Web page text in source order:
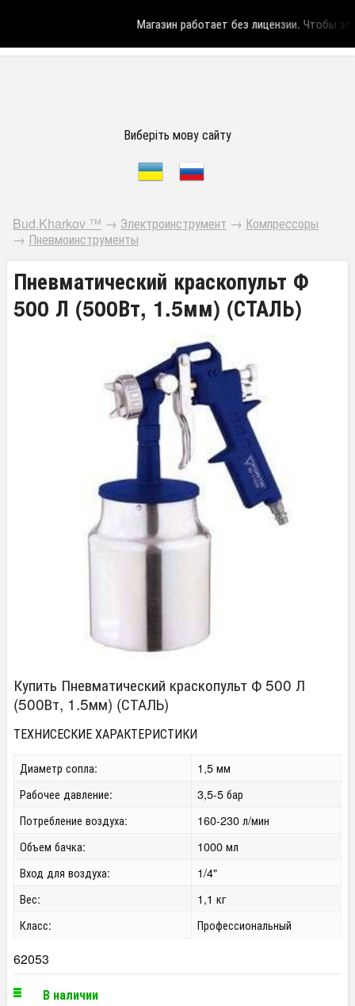
Магазин работает без лицензии.Чтобы эта
Виберіть мову сайту
Bud.Kharkov ™ → Электроинструмент → Компрессоры
→ Пневмоинструменты
Пневматический краскопульт Ф
500 Л (500Вт, 1.5мм) (СТАЛЬ)
Купить Пневматический краскопульт Ф 500 Л
(500Вт, 1.5мм) (СТАЛЬ)
ТЕХНИСЕСКИЕ ХАРАКТЕРИСТИКИ
Диаметр сопла:
1,5 мм
Рабочее давление:
3,5-5 бар
Потребление воздуха:
160-230 л/мин
Объем бачка:
1000 мл
Вход для воздуха:
1/4"
Вес:
1,1 кг
Класс:
Профессиональный
62053
В наличии